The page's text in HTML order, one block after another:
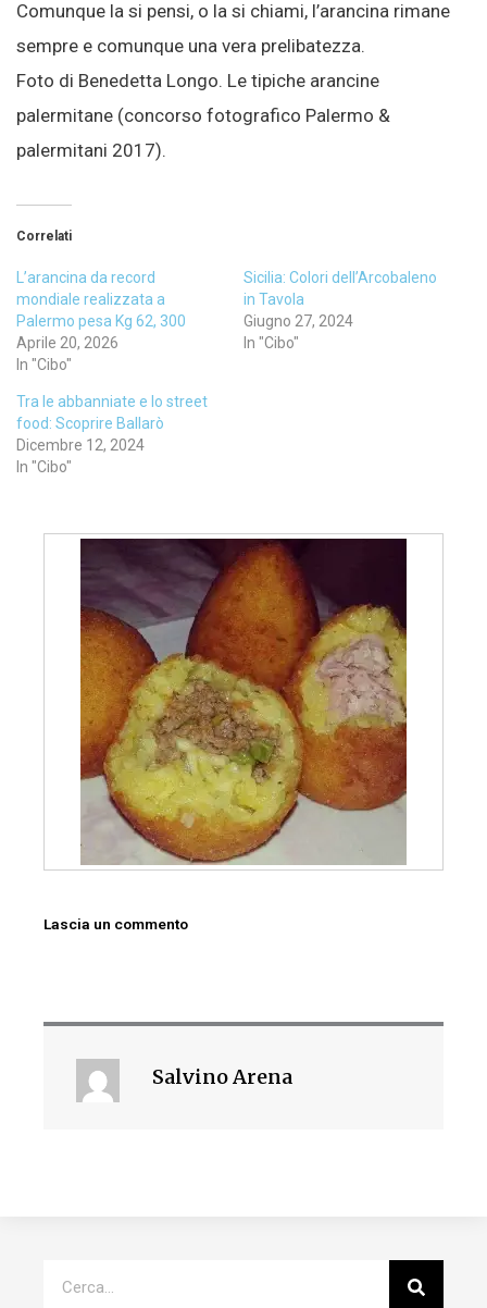
Comunque la si pensi, o la si chiami, l’arancina rimane
sempre e comunque una vera prelibatezza.
Foto di Benedetta Longo. Le tipiche arancine
palermitane (concorso fotografico Palermo &
palermitani 2017).
Correlati
L’arancina da record
mondiale realizzata a
Palermo pesa Kg 62, 300
Aprile 20, 2026
In "Cibo"
Sicilia: Colori dell’Arcobaleno
in Tavola
Giugno 27, 2024
In "Cibo"
Tra le abbanniate e lo street
food: Scoprire Ballarò
Dicembre 12, 2024
In "Cibo"
Lascia un commento
Salvino Arena